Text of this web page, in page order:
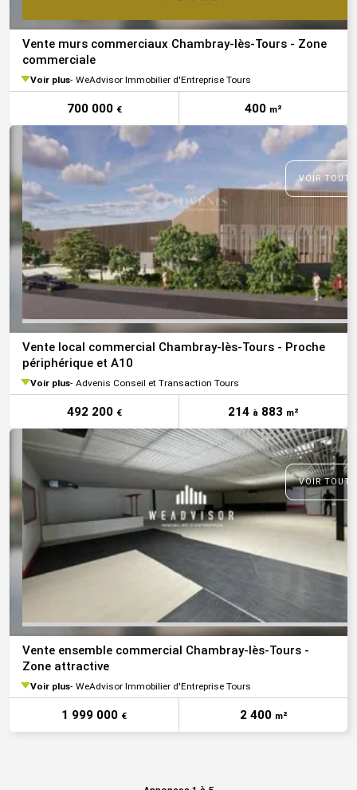
Vente murs commerciaux Chambray-lès-Tours - Zone
commerciale
Voir plus WeAdvisor Immobilier d'Entreprise Tours
700 000 € 400 m²
VOIR
Vente local commercial Chambray-lès-Tours - Proche
périphérique et A10
Voir plus Advenis Conseil et Transaction Tours
492 200 € 214 à 883 m²
VOIR
Vente ensemble commercial Chambray-lès-Tours -
Zone attractive
Voir plus WeAdvisor Immobilier d'Entreprise Tours
1 999 000 € 2 400 m²